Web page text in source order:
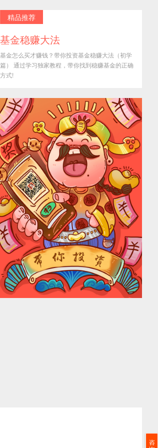
咨
精品推荐
基金稳赚大法
基金怎么买才赚钱？带你投资基金稳赚大法（初学
篇） 通过学习独家教程，带你找到稳赚基金的正确
方式!